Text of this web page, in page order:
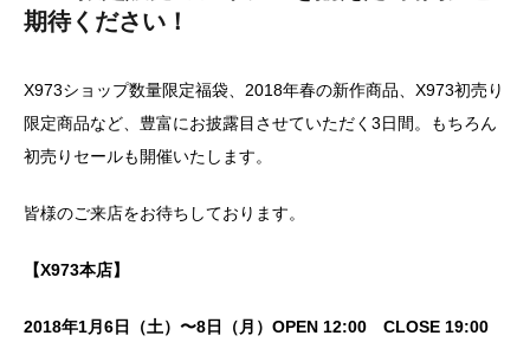
期待ください！
X973ショップ数量限定福袋、2018年春の新作商品、X973初売り
限定商品など、豊富にお披露目させていただく3日間。もちろん
初売りセールも開催いたします。
皆様のご来店をお待ちしております。
【X973本店】
2018年1月6日（土）〜8日（月）OPEN 12:00 CLOSE 19:00